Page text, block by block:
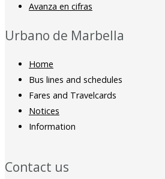
Avanza en cifras
Urbano de Marbella
Home
Bus lines and schedules
Fares and Travelcards
Notices
Information
Contact us